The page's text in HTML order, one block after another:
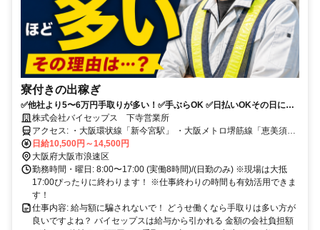
寮付きの出稼ぎ
✅他社より5〜6万円手取りが多い！✅手ぶらOK ✅日払いOKその日に財
布が潤う
株式会社バイセップス 下寺営業所
アクセス: ・大阪環状線「新今宮駅」 ・大阪メトロ堺筋線「恵美須町
駅」徒歩4分 ・大阪メトロ谷町線「四天王寺前夕陽ヶ丘駅」徒歩9分
日給10,500円～14,500円
大阪府大阪市浪速区
勤務時間・曜日: 8:00〜17:00 (実働8時間)/(日勤のみ) ※現場は大抵
17:00ぴったりに終わります！ ※仕事終わりの時間も有効活用できま
す！
仕事内容: 給与額に騙されないで！ どうせ働くなら手取りは多い方が
良いですよね？ バイセップスは給与から引かれる 金額の会社負担額